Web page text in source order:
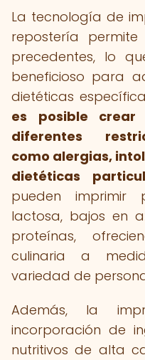
La tecnología de
repostería permite
precedentes, lo
beneficioso para
dietéticas
es posible crear
diferentes
como alergias,
dietéticas
pueden imprimir
lactosa, bajos en
proteínas,
culinaria a
variedad de
Además, la
incorporación de
nutritivos de alta